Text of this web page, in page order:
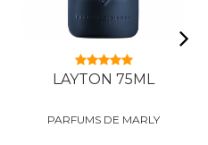
LAYTON 75ML
PARFUMS DE MARLY